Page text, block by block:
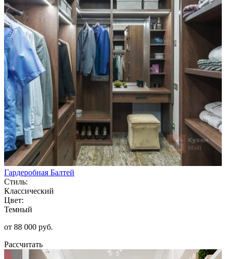
Гардеробная Балтей
Стиль:
Классический
Цвет:
Темный
от 88 000 руб.
Рассчитать